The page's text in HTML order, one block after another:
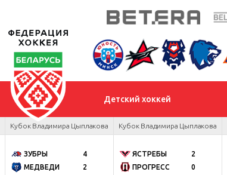
Детский хоккей
Кубок Владимира Цыплакова
ЗУБРЫ
4
МЕДВЕДИ
2
Кубок Владимира Цыплакова
ЯСТРЕБЫ
2
ПРОГРЕСС
0